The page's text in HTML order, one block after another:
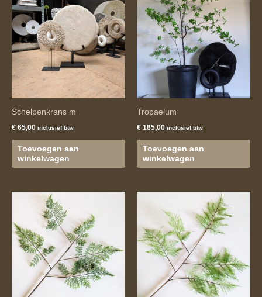
Schelpenkrans m
€ 65,00 inclusief btw
Toevoegen aan
winkelwagen
Tropaelum
€ 185,00 inclusief btw
Toevoegen aan
winkelwagen